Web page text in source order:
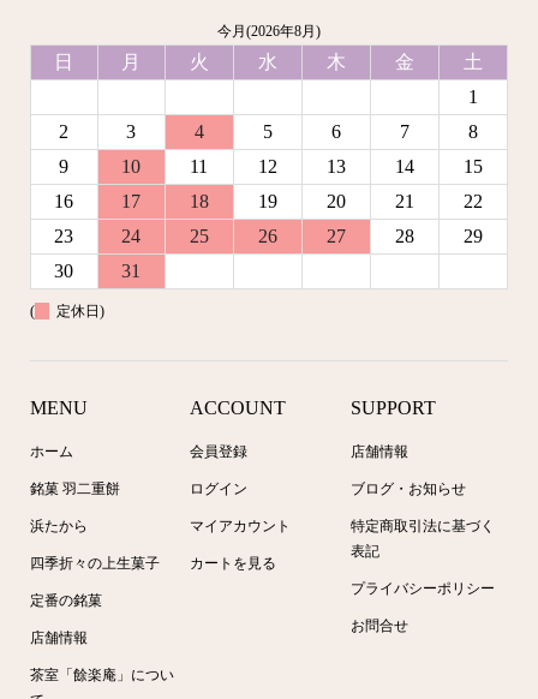
今月(2026年8月)
日 月 火 水 木 金
土
1
2
3 4 5 6 7
8
9
10 11 12 13 14
15
16
17 18 19 20 21
22
23
24 25 26 27 28
29
30
31
( 定休日)
MENU
ホーム
銘菓 羽二重餅
浜たから
四季折々の上生菓子
定番の銘菓
店舗情報
茶室「餘楽庵」につい
ACCOUNT
会員登録
ログイン
マイアカウント
カートを見る
SUPPORT
店舗情報
ブログ・お知らせ
特定商取引法に基づく
表記
プライバシーポリシー
お問合せ